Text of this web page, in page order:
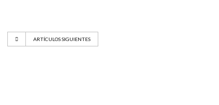
ARTÍCULOS SIGUIENTES